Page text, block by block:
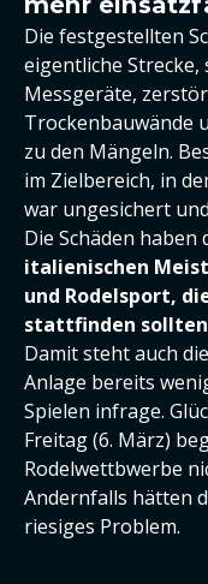
Die festgestellten
eigentliche Strecke,
Messgeräte,
Trockenbauwände
zu den Mängeln.
im Zielbereich, in
war ungesichert
Die Schäden haben
italienischen
und Rodelsport,
stattfinden
Damit steht auch
Anlage bereits
Spielen infrage.
Freitag (6. März)
Rodelwettbwerbe
Andernfalls hätten
riesiges Problem.